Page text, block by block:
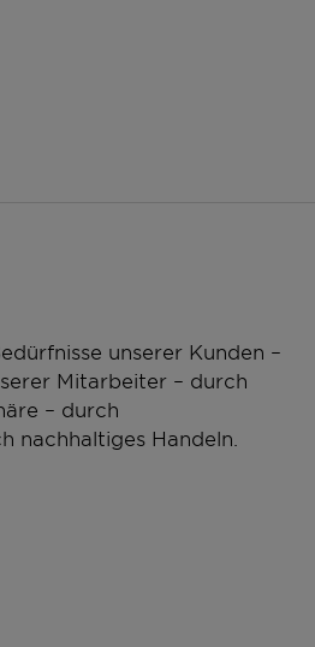
unserer Kunden –
Mitarbeiter – durch
– durch
nachhaltiges Handeln.